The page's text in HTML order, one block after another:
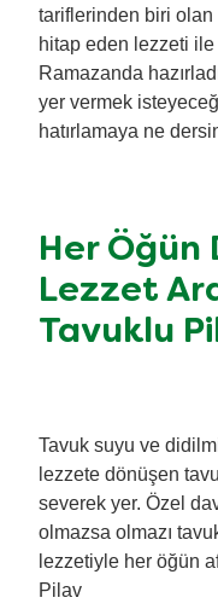
tariflerinden biri olan
hitap eden lezzeti
Ramazanda
yer vermek
hatırlamaya ne
Her Öğün
Lezzet
Tavuklu
Tavuk suyu ve
lezzete dönüşen
severek yer. Özel
olmazsa olmazı
lezzetiyle her öğün
Pilav